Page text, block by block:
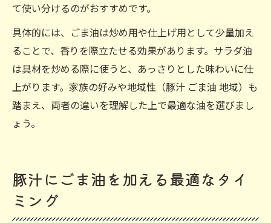
て使い分けるのがおすすめです。
具体的には、ごま油は炒め用や仕上げ用として少量加え
ることで、香りを際立たせる効果があります。サラダ油
は具材を炒める際に使うと、あっさりとした味わいに仕
上がります。家族の好みや地域性（豚汁 ごま油 地域）も
踏まえ、両者の違いを理解した上で最適な油を選びまし
ょう。
豚汁にごま油を加える最適なタイ
ミング